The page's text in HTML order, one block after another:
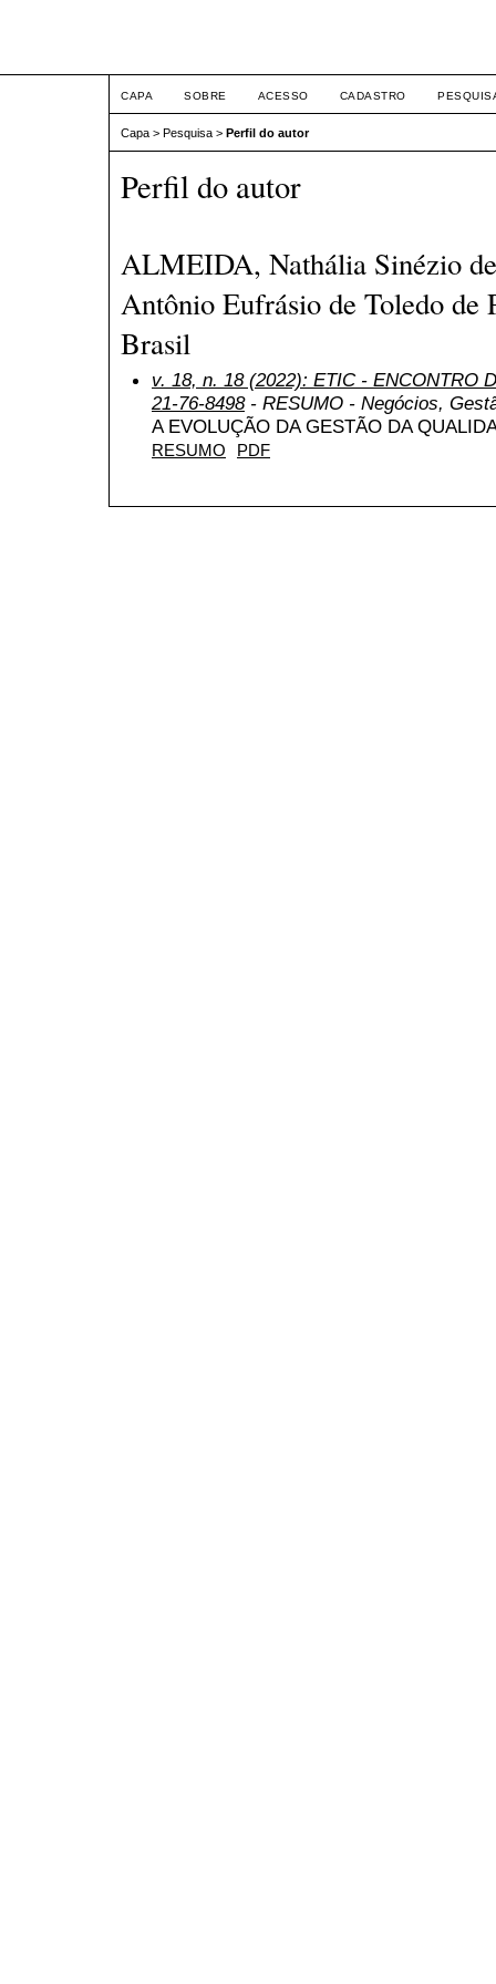
CAPA SOBRE ACESSO CADASTRO
Capa > Pesquisa > Perfil do autor
Perfil do autor
ALMEIDA, Nathália Sinézio
Antônio Eufrásio de Toledo de
Brasil
v. 18, n. 18 (2022): ETIC - ENCONTRO
21-76-8498- RESUMO - Negócios,
A EVOLUÇÃO DA GESTÃO DA
RESUMO PDF